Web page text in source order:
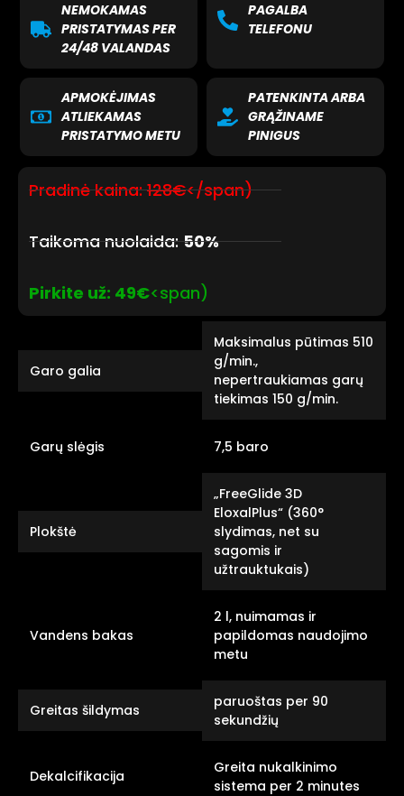
NEMOKAMAS
PRISTATYMAS PER
24/48 VALANDAS
PAGALBA
TELEFONU
APMOKĖJIMAS
ATLIEKAMAS
PRISTATYMO METU
PATENKINTA ARBA
GRĄŽINAME
PINIGUS
Pradinė kaina:128€</span)
Taikoma nuolaida:50%
Pirkite už: 49€<span)
Garo galia
Maksimalus pūtimas 510
g/min.,
nepertraukiamas garų
tiekimas 150 g/min.
Garų slėgis 7,5 baro
Plokštė
„FreeGlide 3D
EloxalPlus“ (360°
slydimas, net su
sagomis ir
užtrauktukais)
Vandens bakas
2 l, nuimamas ir
papildomas naudojimo
metu
Greitas šildymas
paruoštas per 90
sekundžių
Dekalcifikacija
Greita nukalkinimo
sistema per 2 minutes